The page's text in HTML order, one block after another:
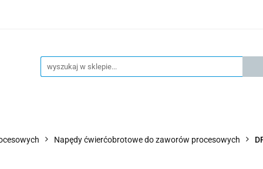
KSP
Napędy ćwierćobrotowe do zaworów procesowych